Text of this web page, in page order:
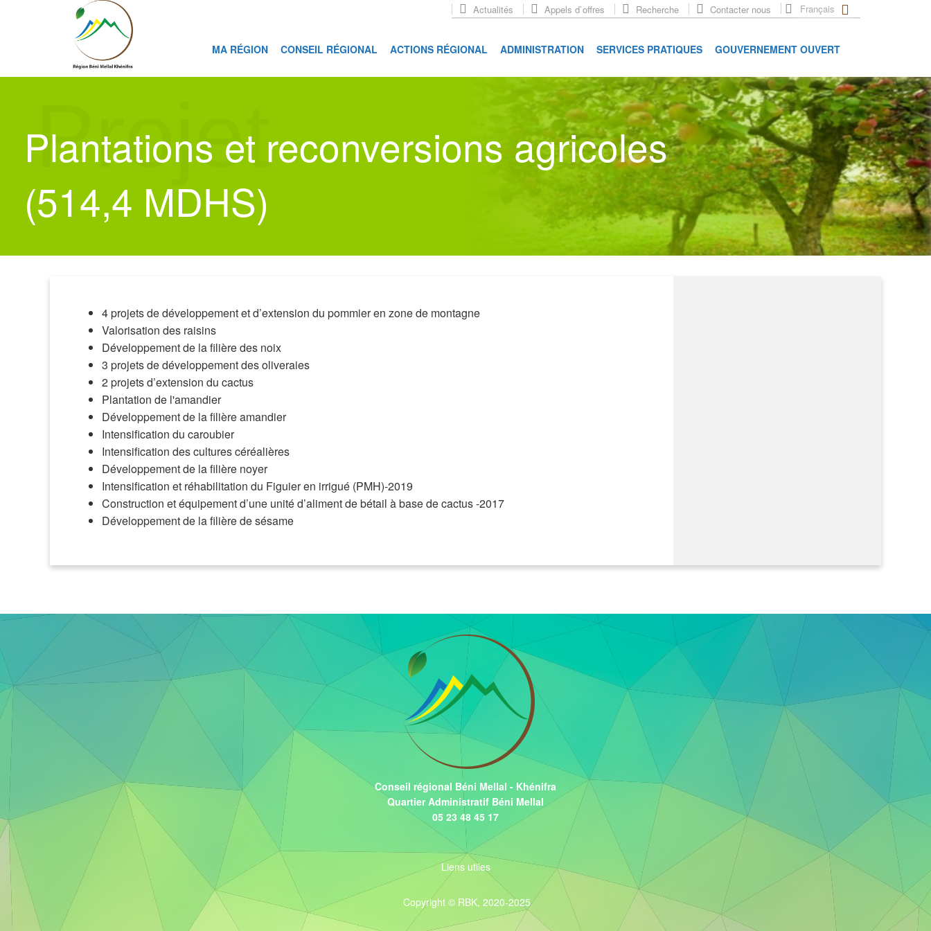
Actualités Appels d`offres Recherche Contacter nous Français
MA RÉGION CONSEIL RÉGIONAL ACTIONS RÉGIONAL ADMINISTRATION SERVICES PRATIQUES GOUVERNEMENT OUVERT
Projet
Plantations et reconversions agricoles
(514,4 MDHS)
4 projets de développement et d’extension du pommier en zone de montagne
Valorisation des raisins
Développement de la filière des noix
3 projets de développement des oliveraies
2 projets d’extension du cactus
Plantation de l'amandier
Développement de la filière amandier
Intensification du caroubier
Intensification des cultures céréalières
Développement de la filière noyer
Intensification et réhabilitation du Figuier en irrigué (PMH)-2019
Construction et équipement d’une unité d’aliment de bétail à base de cactus -2017
Développement de la filière de sésame
Conseil régional Béni Mellal - Khénifra
Quartier Administratif Béni Mellal
05 23 48 45 17
Liens utiles
Copyright © RBK, 2020-2025